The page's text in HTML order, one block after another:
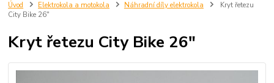
Úvod Elektrokola a motokola Náhradní díly elektrokola
Kryt řetezu
City Bike 26"
Kryt řetezu City Bike 26"